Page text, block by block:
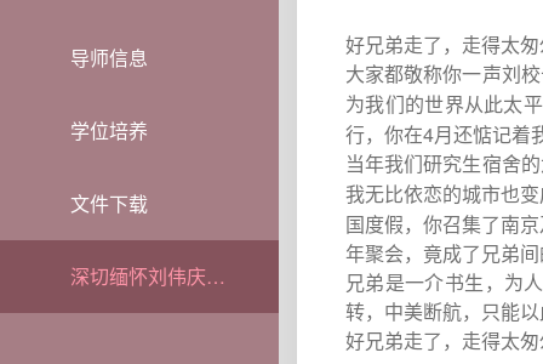
导师信息
学位培养
文件下载
深切缅怀刘伟庆教授
好兄弟走了，走得太
大家都敬称你一声刘
为我们的世界从此太
行，你在4月还惦记着
当年我们研究生宿舍
我无比依恋的城市也
国度假，你召集了南
年聚会，竟成了兄弟
兄弟是一介书生，为
转，中美断航，只能
好兄弟走了，走得太